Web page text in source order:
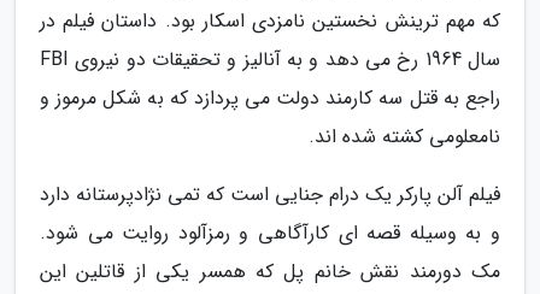
که مهم ترینش نخستین نامزدی اسکار بود. داستان فیلم در
سال 1964 رخ می دهد و به آنالیز و تحقیقات دو نیروی FBI
راجع به قتل سه کارمند دولت می پردازد که به شکل مرموز و
نامعلومی کشته شده اند.
فیلم آلن پارکر یک درام جنایی است که تمی نژادپرستانه دارد
و به وسیله قصه ای کارآگاهی و رمزآلود روایت می شود.
مک دورمند نقش خانم پل که همسر یکی از قاتلین این